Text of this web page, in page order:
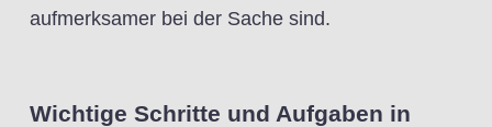
aufmerksamer bei der Sache sind.
Wichtige Schritte und Aufgaben in